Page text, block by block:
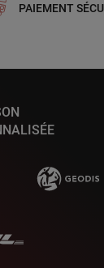
PAIEMENT